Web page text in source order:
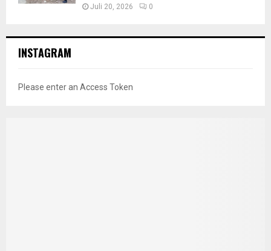
Juli 20, 2026 0
INSTAGRAM
Please enter an Access Token